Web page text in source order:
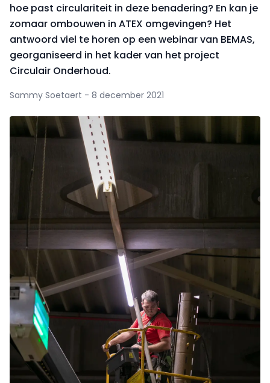
hoe past circulariteit in deze benadering? En kan je
zomaar ombouwen in ATEX omgevingen? Het
antwoord viel te horen op een webinar van BEMAS,
georganiseerd in het kader van het project
Circulair Onderhoud.
Sammy Soetaert - 8 december 2021